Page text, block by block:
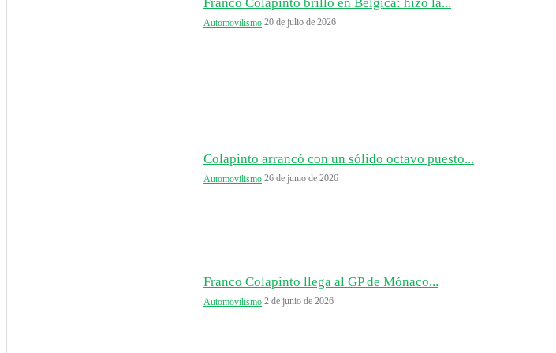
Automovilismo 20 de julio de 2026
Colapinto arrancó con un sólido octavo puesto...
Automovilismo 26 de junio de 2026
Franco Colapinto llega al GP de Mónaco...
Automovilismo 2 de junio de 2026